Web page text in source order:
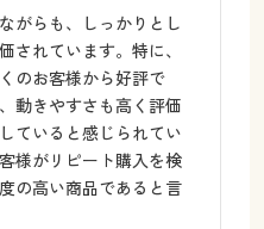
がらも、しっかりとし
されています。特に、
のお客様から好評で
動きやすさも高く評価
ていると感じられてい
様がリピート購入を検
の高い商品であると言